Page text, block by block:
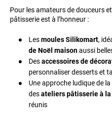
Pour les amateurs de douceurs
pâtisserie est à l’honneur :
Lesmoules Silikomart,
de Noël maisonaussi
Desaccessoires de
personnaliser desserts et
Une approche ludique de
desateliers pâtisserie à
réunis